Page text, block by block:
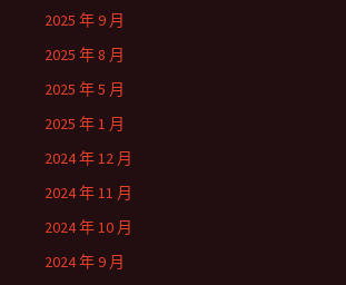
2025 年 9 月
2025 年 8 月
2025 年 5 月
2025 年 1 月
2024 年 12 月
2024 年 11 月
2024 年 10 月
2024 年 9 月